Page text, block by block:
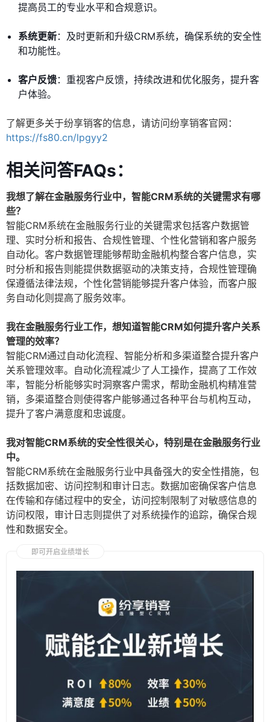
提高员工的专业水平和合规意识。
系统更新：及时更新和升级CRM系统，确保系统的安全性
和功能性。
客户反馈：重视客户反馈，持续改进和优化服务，提升客
户体验。
了解更多关于纷享销客的信息，请访问纷享销客官网：
https://fs80.cn/lpgyy2
相关问答FAQs：
我想了解在金融服务行业中，智能CRM系统的关键需求有哪
些？
智能CRM系统在金融服务行业的关键需求包括客户数据管
理、实时分析和报告、合规性管理、个性化营销和客户服务
自动化。客户数据管理能够帮助金融机构整合客户信息，实
时分析和报告则能提供数据驱动的决策支持，合规性管理确
保遵循法律法规，个性化营销能够提升客户体验，而客户服
务自动化则提高了服务效率。
我在金融服务行业工作，想知道智能CRM如何提升客户关系
管理的效率？
智能CRM通过自动化流程、智能分析和多渠道整合提升客户
关系管理效率。自动化流程减少了人工操作，提高了工作效
率，智能分析能够实时洞察客户需求，帮助金融机构精准营
销，多渠道整合则使得客户能够通过各种平台与机构互动，
提升了客户满意度和忠诚度。
我对智能CRM系统的安全性很关心，特别是在金融服务行业
中。
智能CRM系统在金融服务行业中具备强大的安全性措施，包
括数据加密、访问控制和审计日志。数据加密确保客户信息
在传输和存储过程中的安全，访问控制限制了对敏感信息的
访问权限，审计日志则提供了对系统操作的追踪，确保合规
性和数据安全。
即可开启业绩增长